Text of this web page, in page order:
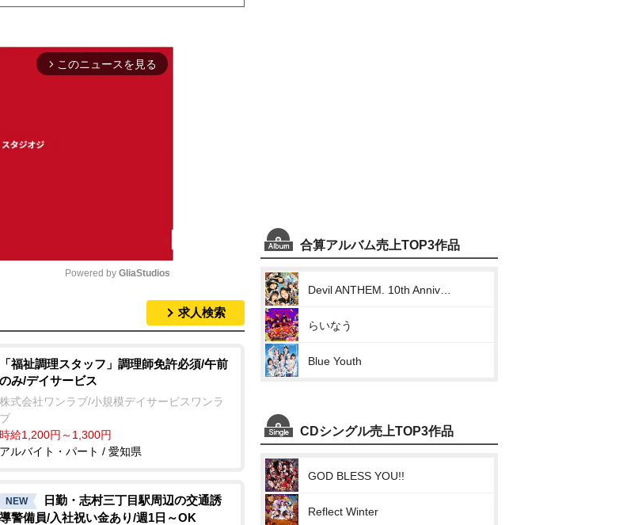
arrow_forward_ios このニュースを見る
Powered by GliaStudios
求人検索
「福祉調理スタッフ」調理師免許必須/午前
のみ/デイサービス
株式会社ワンラブ/小規模デイサービスワンラ
ブ
時給1,200円～1,300円
アルバイト・パート / 愛知県
NEW
日勤・志村三丁目駅周辺の交通誘
導警備員/入社祝い金あり/週1日～OK
合算アルバム売上TOP3作品
らいなう
Blue Youth
CDシングル売上TOP3作品
GOD BLESS YOU!!
Reflect Winter